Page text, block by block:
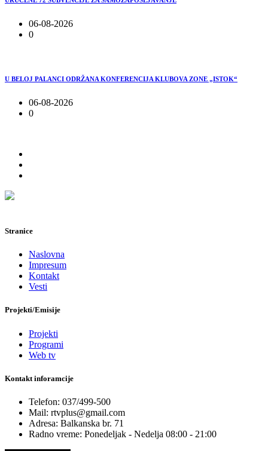
06-08-2026
0
U BELOJ PALANCI ODRŽANA KONFERENCIJA KLUBOVA ZONE „ISTOK“
06-08-2026
0
Stranice
Naslovna
Impresum
Kontakt
Vesti
Projekti/Emisije
Projekti
Programi
Web tv
Kontakt inforamcije
Telefon: 037/499-500
Mail: rtvplus@gmail.com
Adresa: Balkanska br. 71
Radno vreme: Ponedeljak - Nedelja 08:00 - 21:00